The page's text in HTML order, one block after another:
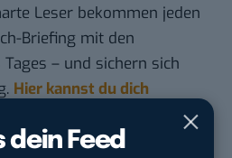
Feed
Leser bekommen jeden
Briefing mit den
– und sichern sich
Hier kannst du dich